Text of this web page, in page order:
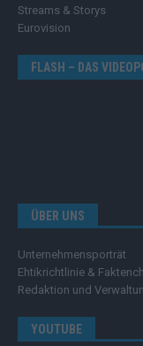
Streams & Storys
Eurovision
FLASH – DAS
ÜBER UNS
Unternehmensporträt
Ehtikrichtlinie &
Redaktion und
YOUTUBE